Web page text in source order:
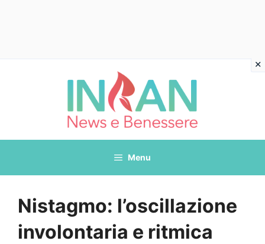
Menu
Nistagmo: l’oscillazione
involontaria e ritmica